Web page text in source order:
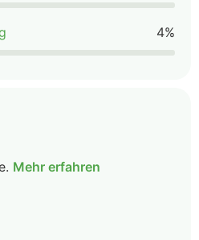
4%
Mehr erfahren